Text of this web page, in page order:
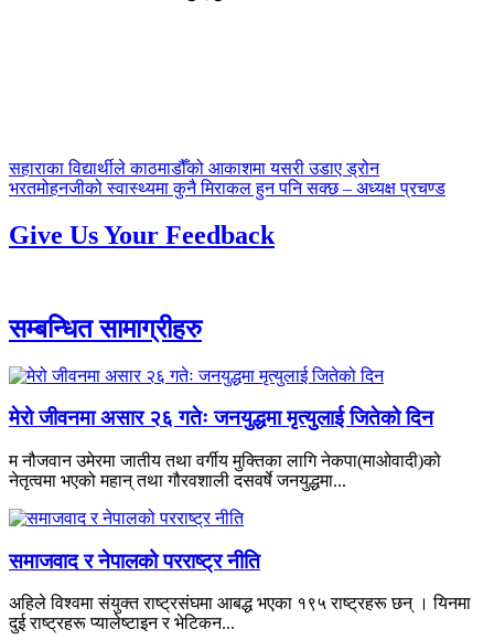
पछिल्लाे
-
सहाराका विद्यार्थीले काठमाडौँको आकाशमा यसरी उडाए ड्रोन
अघिल्लाे
भरतमोहनजीको स्वास्थ्यमा कुनै मिराकल हुन पनि सक्छ – अध्यक्ष प्रचण्ड
Give Us Your Feedback
सम्बन्धित सामाग्रीहरु
मेरो जीवनमा असार २६ गतेः जनयुद्धमा मृत्युलाई जितेको दिन
म नौजवान उमेरमा जातीय तथा वर्गीय मुक्तिका लागि नेकपा(माओवादी)को
नेतृत्वमा भएको महान् तथा गौरवशाली दसवर्षे जनयुद्धमा...
समाजवाद र नेपालको परराष्ट्र नीति
अहिले विश्वमा संयुक्त राष्ट्रसंघमा आबद्ध भएका १९५ राष्ट्रहरू छन् । यिनमा
दुई राष्ट्रहरू प्यालेष्टाइन र भेटिकन...